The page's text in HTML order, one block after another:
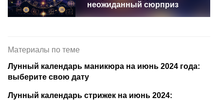
неожиданный сюрприз
Материалы по теме
Лунный календарь маникюра на июнь 2024 года:
выберите свою дату
Лунный календарь стрижек на июнь 2024: